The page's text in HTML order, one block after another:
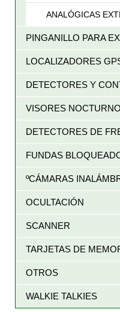
ANALÓGICAS
PINGANILLO PARA
LOCALIZADORES
DETECTORES Y
VISORES
DETECTORES DE
FUNDAS
ºCÁMARAS
OCULTACIÓN
SCANNER
TARJETAS DE
OTROS
WALKIE TALKIES